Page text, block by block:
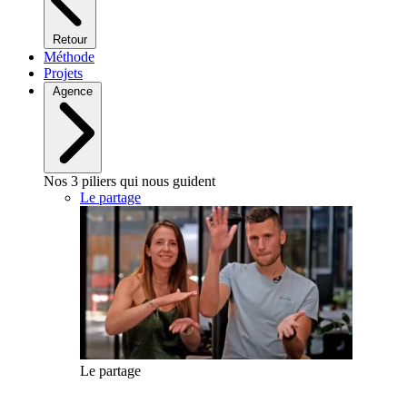
Retour
Méthode
Projets
Agence
Nos 3 piliers qui nous guident
Le partage
Le partage